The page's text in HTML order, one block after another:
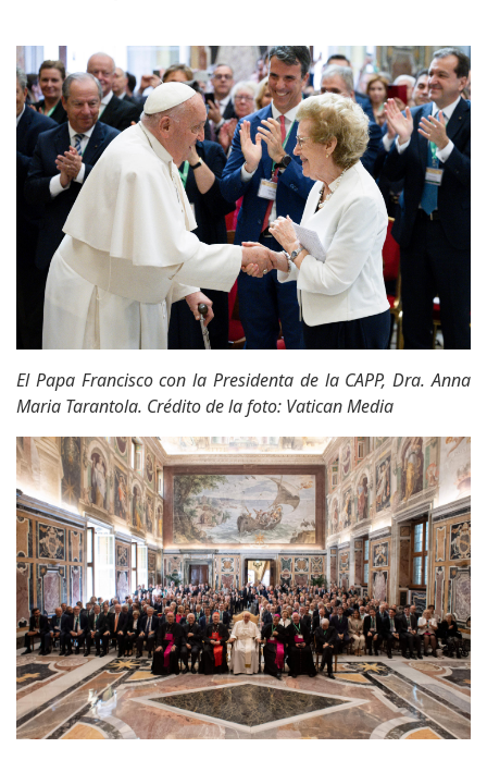
El Papa Francisco con la Presidenta de la CAPP, Dra. Anna
Maria Tarantola. Crédito de la foto: Vatican Media